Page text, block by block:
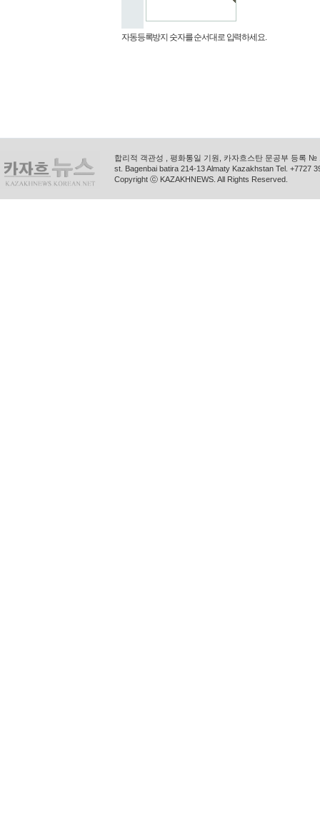
자동등록방지 숫자를 순서대로 입력하세요.
합리적 객관성 , 평화통일 기원, 카자흐스탄 문공부 등록
st. Bagenbai batira 214-13 Almaty Kazakhstan Tel. +7727
Copyright ⓒ KAZAKHNEWS. All Rights Reserved.